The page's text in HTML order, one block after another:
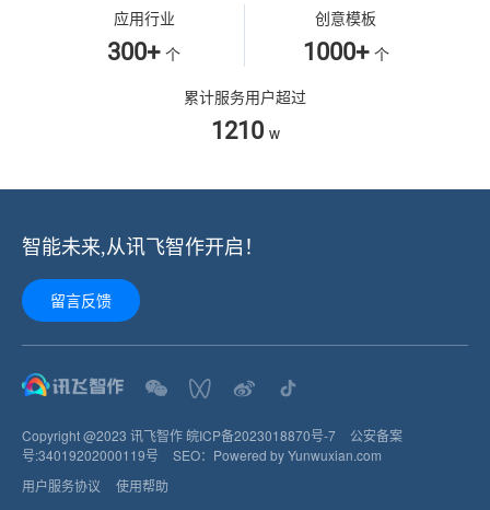
应用行业
300+ 个
创意模板
1000+ 个
累计服务用户超过
1210 w
智能未来,从讯飞智作开启！
留言反馈
Copyright @2023 讯飞智作 皖ICP备2023018870号-7
公安备案
号:34019202000119号 SEO： Powered by Yunwuxian.com
用户服务协议
使用帮助